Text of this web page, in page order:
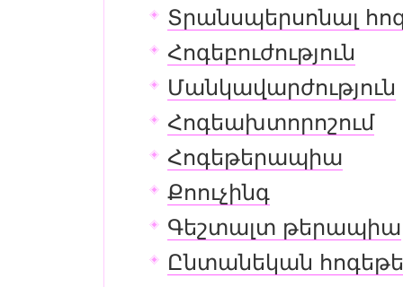
Տրանսպերսոնալ
Հոգեբուժություն
Մանկավարժություն
Հոգեախտորոշում
Հոգեթերապիա
Քոուչինգ
Գեշտալտ թերապիա
Ընտանեկան